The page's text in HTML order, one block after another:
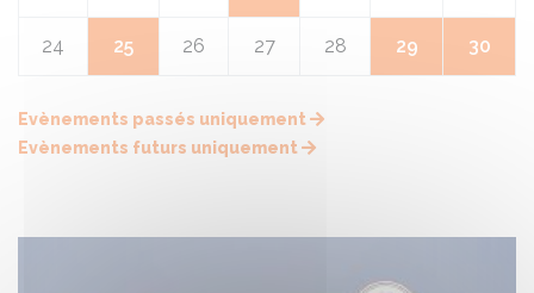
24 25 26 27 28 29 30
Evènements passés uniquement
Evènements futurs uniquement